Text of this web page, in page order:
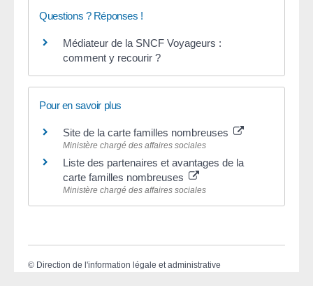
Questions ? Réponses !
Médiateur de la SNCF Voyageurs :
comment y recourir ?
Pour en savoir plus
Site de la carte familles nombreuses
Ministère chargé des affaires sociales
Liste des partenaires et avantages de la
carte familles nombreuses
Ministère chargé des affaires sociales
© Direction de l'information légale et administrative